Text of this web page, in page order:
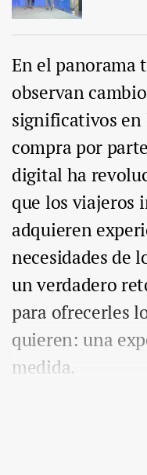
En el panorama
observan
significativos en
compra por
digital ha
que los viajeros
adquieren
necesidades de
un verdadero
para ofrecerles
quieren: una
medida.